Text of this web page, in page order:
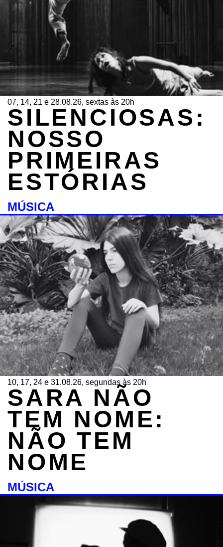
07, 14, 21 e 28.08.26, sextas às 20h
SILENCIOSAS:
NOSSO
PRIMEIRAS
ESTÓRIAS
MÚSICA
10, 17, 24 e 31.08.26, segundas às 20h
SARA NÃO
TEM NOME:
NÃO TEM
NOME
MÚSICA